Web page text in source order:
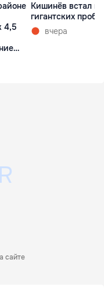
4,5
Кишинёв встал в
гигантских
вчера
сайте